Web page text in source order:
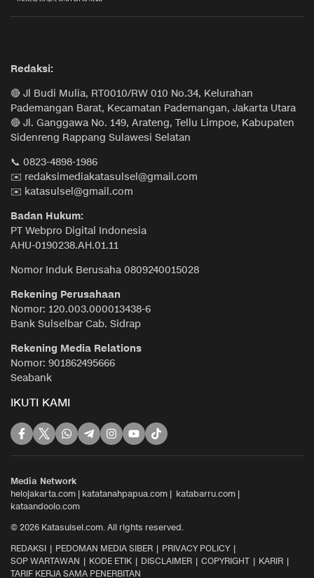
Redaksi:
🔴 Jl Budi Mulia, RT0010/RW 010 No.34, Kelurahan
Pademangan Barat, Kecamatan Pademangan, Jakarta Utara
🔴 Jl. Ganggawa No. 149, Arateng, Tellu Limpoe, Kabupaten
Sidenreng Rappang Sulawesi Selatan
📞 0823-4898-1986
✉️ redaksimediakatasulsel@gmail.com
✉️ katasulsel@gmail.com
Badan Hukum:
PT Webpro Digital Indonesia
AHU-0190238.AH.01.11
Nomor Induk Berusaha 0809240015028
Rekening Perusahaan
Nomor: 120.003.000013438-6
Bank Sulselbar Cab. Sidrap
Rekening Media Relations
Nomor: 901862495666
Seabank
IKUTI KAMI
Media Network
helojakarta.com | katatanahpapua.com | katabarru.com |
kataandoolo.com
© 2026 Katasulsel.com. All rights reserved.
REDAKSI
PEDOMAN MEDIA SIBER
PRIVACY POLICY
SOP WARTAWAN
KODE ETIK DISCLAIMER COPYRIGHT
KARIR
TARIF KERJA SAMA PENERBITAN